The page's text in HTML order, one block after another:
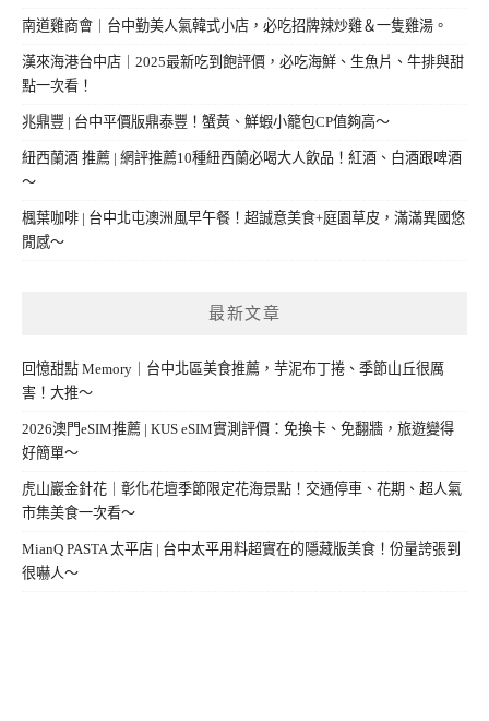
南道雞商會｜台中勤美人氣韓式小店，必吃招牌辣炒雞＆一隻雞湯。
漢來海港台中店｜2025最新吃到飽評價，必吃海鮮、生魚片、牛排與甜
點一次看！
兆鼎豐 | 台中平價版鼎泰豐！蟹黃、鮮蝦小籠包CP值夠高～
紐西蘭酒 推薦 | 網評推薦10種紐西蘭必喝大人飲品！紅酒、白酒跟啤酒
～
楓葉咖啡 | 台中北屯澳洲風早午餐！超誠意美食+庭園草皮，滿滿異國悠
閒感～
最新文章
回憶甜點 Memory｜台中北區美食推薦，芋泥布丁捲、季節山丘很厲
害！大推～
2026澳門eSIM推薦 | KUS eSIM實測評價：免換卡、免翻牆，旅遊變得
好簡單～
虎山巖金針花｜彰化花壇季節限定花海景點！交通停車、花期、超人氣
市集美食一次看～
MianQ PASTA 太平店 | 台中太平用料超實在的隱藏版美食！份量誇張到
很嚇人～